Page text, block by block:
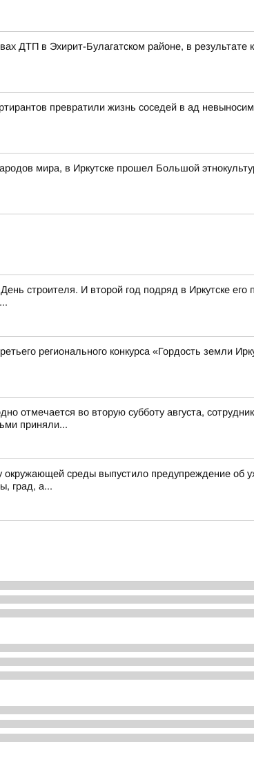
ДТП в Эхирит-Булагатском районе, в результате
превратили жизнь соседей в ад
мира, в Иркутске прошел Большой
строителя. И второй год подряд в Иркутске
регионального конкурса «Гордость земли
отмечается во вторую субботу августа,
приняли...
окружающей среды выпустило предупреждение об
град, а...